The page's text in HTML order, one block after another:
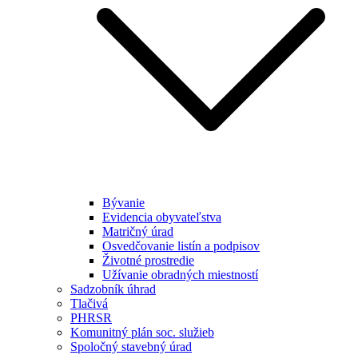
Bývanie
Evidencia obyvateľstva
Matričný úrad
Osvedčovanie listín a podpisov
Životné prostredie
Užívanie obradných miestností
Sadzobník úhrad
Tlačivá
PHRSR
Komunitný plán soc. služieb
Spoločný stavebný úrad